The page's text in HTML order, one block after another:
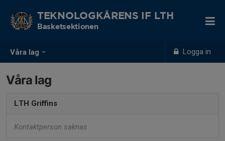
Våra lag Logga in
TEKNOLOGKÅRENS IF LTH
Basketsektionen
Våra lag
LTH Griffins
Kontaktperson saknas